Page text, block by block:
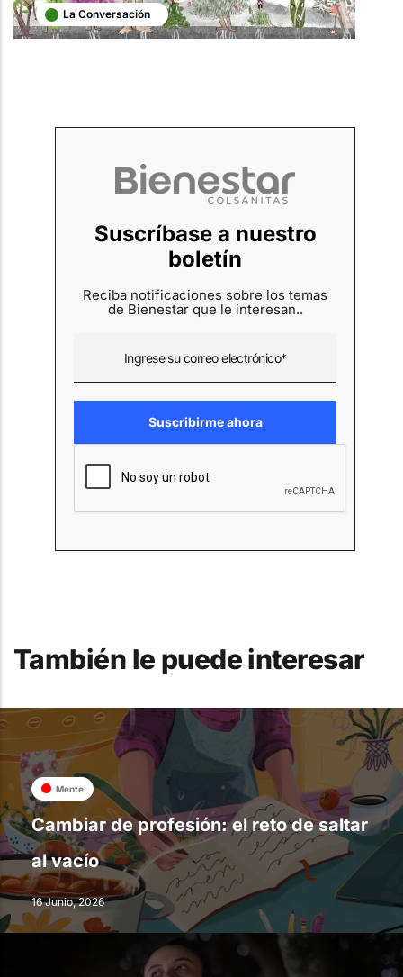
La Conversación
Suscríbase a nuestro
boletín
Reciba notificaciones sobre los temas
de Bienestar que le interesan..
También le puede interesar
Mente
Cambiar de profesión: el reto de saltar
al vacío
16 Junio, 2026